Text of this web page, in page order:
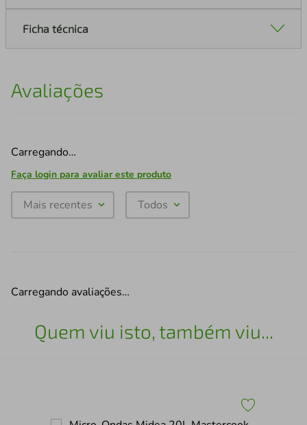
Ficha técnica
Avaliações
Carregando…
Faça login para avaliar este produto
Mais recentes Todos
Carregando avaliações…
Quem viu isto, também viu...